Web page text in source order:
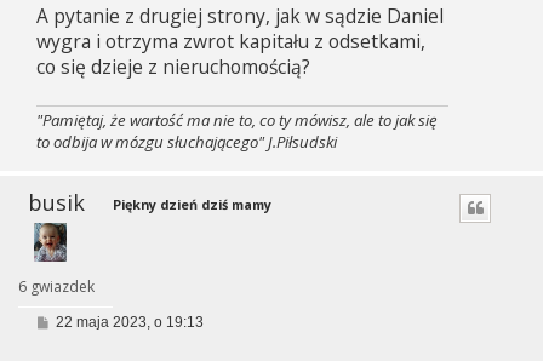
A pytanie z drugiej strony, jak w sądzie Daniel
wygra i otrzyma zwrot kapitału z odsetkami,
co się dzieje z nieruchomością?
"Pamiętaj, że wartość ma nie to, co ty mówisz, ale to jak się
to odbija w mózgu słuchającego" J.Piłsudski
busik
6 gwiazdek
Piękny dzień dziś mamy
P22 maja 2023, o 19:13